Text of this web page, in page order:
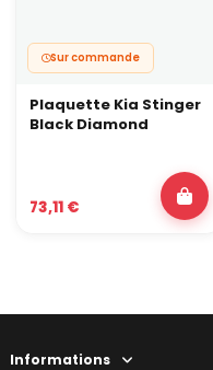
Sur commande
Plaquette Kia Stinger
Black Diamond
73,11 €
Informations